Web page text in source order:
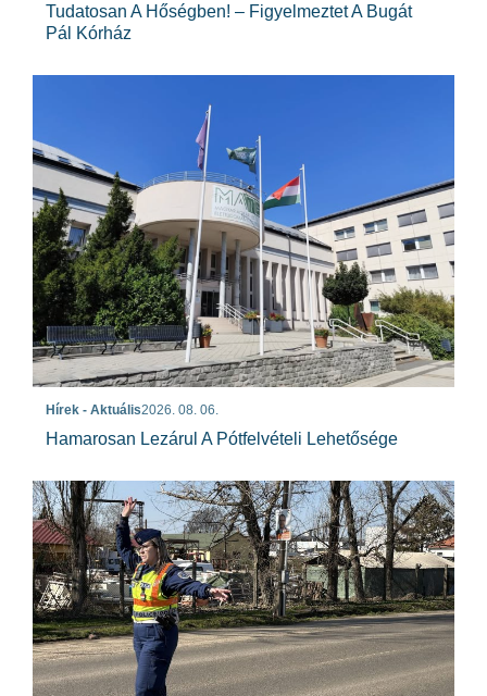
Tudatosan A Hőségben! – Figyelmeztet A Bugát
Pál Kórház
Hírek - Aktuális2026. 08. 06.
Hamarosan Lezárul A Pótfelvételi Lehetősége